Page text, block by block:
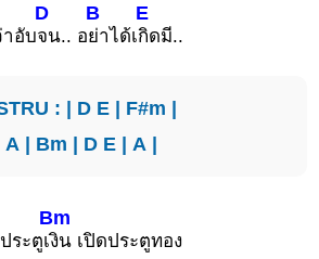
อับ
D
จน.. อ
B
ย่าได้เ
E
กิดมี..
: | D E| F#m |
A | Bm | D E | A |
ระตูเ
Bm
งิน เปิดประตูทอง